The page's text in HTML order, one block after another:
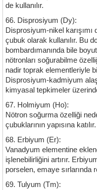
de kullanılır.
66. Disprosiyum (Dy):
Disprosiyum-nikel
çubuk olarak kullanılır. Bu
bombardımanında bile
nötronları soğurabilme
nadir toprak elementleriyle
Disprosiyum-kadmiyum
kimyasal tepkimeler
67. Holmiyum (Ho):
Nötron soğurma özelliği
çubuklarının yapısına katılır.
68. Erbiyum (Er):
Vanadyum elementine
işlenebilirliğini artırır.
porselen, emaye sırlarında
69. Tulyum (Tm):